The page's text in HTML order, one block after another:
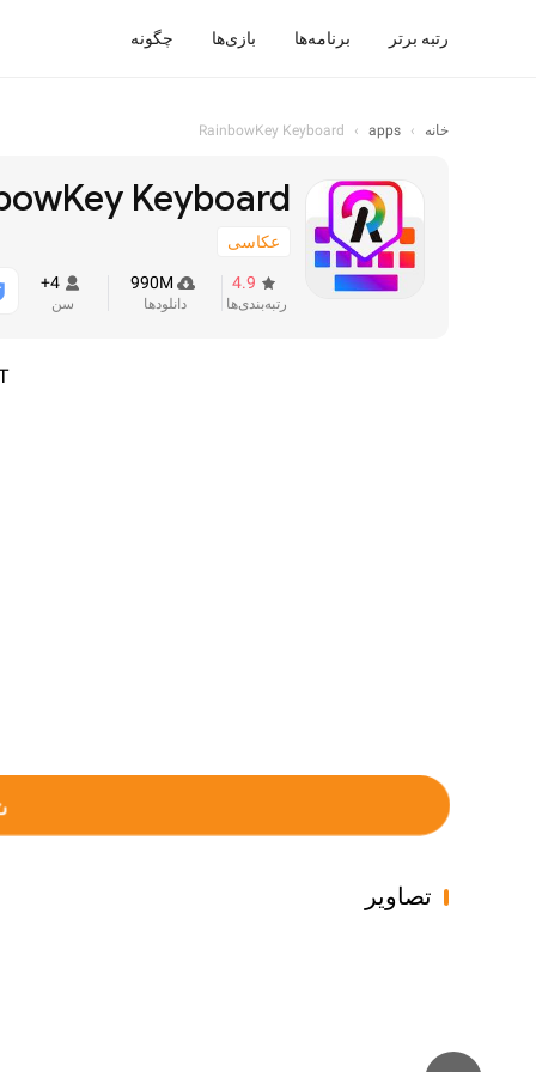
رتبه برتر برنامه‌ها بازی‌ها چگونه
خانه ›
apps
›
RainbowKey Keyboard
Keyboard
عکاسی
4.9
رتبه‌بندی‌ها
990M
دانلودها
4+
سن
تصاویر